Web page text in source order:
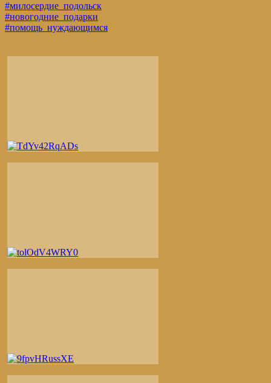
#милосердие_подольск
#новогодние_подарки
#помощь_нуждающимся